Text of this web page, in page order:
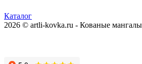
Каталог
2026 © artli-kovka.ru - Кованые мангалы